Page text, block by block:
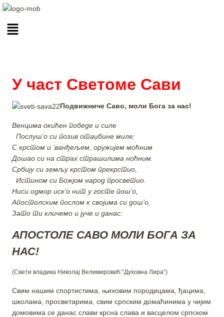
У част Светоме Сави
Подвижниче Саво, моли Бога за нас!
Венцима окићен победе и силе
Послуш’о си позив отаџбине миле:
С крстом и ‘ванђељем, оружијем моћним
Дошао си на страх страшилима ноћним.
Србију си земљу крстом прекрстио,
Истином си Божјом народ просветио.
Ниси одмор иск’о нит у госте пош’о,
Апостолским послом к својима си дош’о,
Зато ти кличемо и јуче и данас:
АПОСТОЛЕ САВО МОЛИ БОГА ЗА
НАС!
(Свети владика Николај Велимировић:“Духовна Лира“)
Свим нашим спортистима, њиховим породицама, ђацима,
школама, просветарима, свим српским домаћинима у чијим
домовима се данас слави крсна слава и васцелом српском